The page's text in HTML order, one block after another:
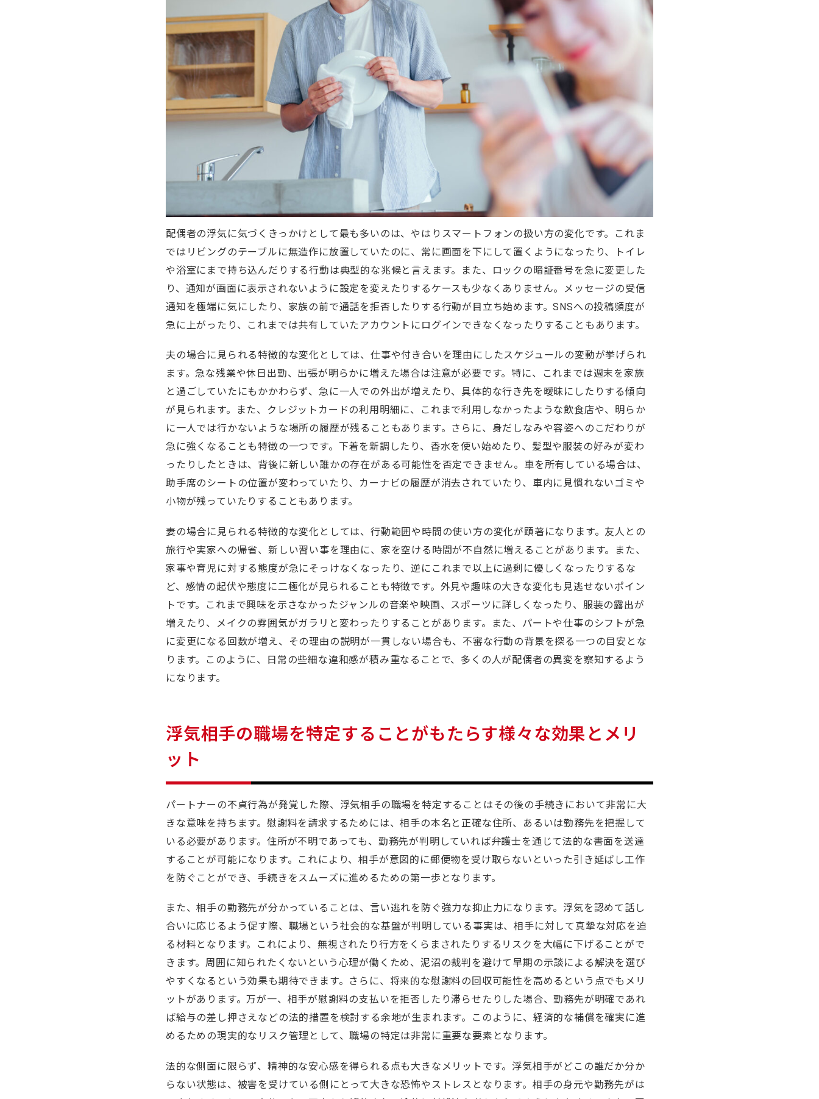
配偶者の浮気に気づくきっかけとして最も多いのは、やはりスマートフォンの扱い方の変化です。これま
ではリビングのテーブルに無造作に放置していたのに、常に画面を下にして置くようになったり、トイレ
や浴室にまで持ち込んだりする行動は典型的な兆候と言えます。また、ロックの暗証番号を急に変更した
り、通知が画面に表示されないように設定を変えたりするケースも少なくありません。メッセージの受信
通知を極端に気にしたり、家族の前で通話を拒否したりする行動が目立ち始めます。SNSへの投稿頻度が
急に上がったり、これまでは共有していたアカウントにログインできなくなったりすることもあります。
夫の場合に見られる特徴的な変化としては、仕事や付き合いを理由にしたスケジュールの変動が挙げられ
ます。急な残業や休日出勤、出張が明らかに増えた場合は注意が必要です。特に、これまでは週末を家族
と過ごしていたにもかかわらず、急に一人での外出が増えたり、具体的な行き先を曖昧にしたりする傾向
が見られます。また、クレジットカードの利用明細に、これまで利用しなかったような飲食店や、明らか
に一人では行かないような場所の履歴が残ることもあります。さらに、身だしなみや容姿へのこだわりが
急に強くなることも特徴の一つです。下着を新調したり、香水を使い始めたり、髪型や服装の好みが変わ
ったりしたときは、背後に新しい誰かの存在がある可能性を否定できません。車を所有している場合は、
助手席のシートの位置が変わっていたり、カーナビの履歴が消去されていたり、車内に見慣れないゴミや
小物が残っていたりすることもあります。
妻の場合に見られる特徴的な変化としては、行動範囲や時間の使い方の変化が顕著になります。友人との
旅行や実家への帰省、新しい習い事を理由に、家を空ける時間が不自然に増えることがあります。また、
家事や育児に対する態度が急にそっけなくなったり、逆にこれまで以上に過剰に優しくなったりするな
ど、感情の起伏や態度に二極化が見られることも特徴です。外見や趣味の大きな変化も見逃せないポイン
トです。これまで興味を示さなかったジャンルの音楽や映画、スポーツに詳しくなったり、服装の露出が
増えたり、メイクの雰囲気がガラリと変わったりすることがあります。また、パートや仕事のシフトが急
に変更になる回数が増え、その理由の説明が一貫しない場合も、不審な行動の背景を探る一つの目安とな
ります。このように、日常の些細な違和感が積み重なることで、多くの人が配偶者の異変を察知するよう
になります。
浮気相手の職場を特定することがもたらす様々な効果とメリ
ット
パートナーの不貞行為が発覚した際、浮気相手の職場を特定することはその後の手続きにおいて非常に大
きな意味を持ちます。慰謝料を請求するためには、相手の本名と正確な住所、あるいは勤務先を把握して
いる必要があります。住所が不明であっても、勤務先が判明していれば弁護士を通じて法的な書面を送達
することが可能になります。これにより、相手が意図的に郵便物を受け取らないといった引き延ばし工作
を防ぐことができ、手続きをスムーズに進めるための第一歩となります。
また、相手の勤務先が分かっていることは、言い逃れを防ぐ強力な抑止力になります。浮気を認めて話し
合いに応じるよう促す際、職場という社会的な基盤が判明している事実は、相手に対して真摯な対応を迫
る材料となります。これにより、無視されたり行方をくらまされたりするリスクを大幅に下げることがで
きます。周囲に知られたくないという心理が働くため、泥沼の裁判を避けて早期の示談による解決を選び
やすくなるという効果も期待できます。さらに、将来的な慰謝料の回収可能性を高めるという点でもメリ
ットがあります。万が一、相手が慰謝料の支払いを拒否したり滞らせたりした場合、勤務先が明確であれ
ば給与の差し押さえなどの法的措置を検討する余地が生まれます。このように、経済的な補償を確実に進
めるための現実的なリスク管理として、職場の特定は非常に重要な要素となります。
法的な側面に限らず、精神的な安心感を得られる点も大きなメリットです。浮気相手がどこの誰だか分か
らない状態は、被害を受けている側にとって大きな恐怖やストレスとなります。相手の身元や勤務先がは